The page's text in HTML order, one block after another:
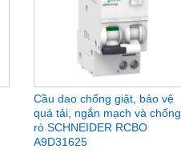
Cầu dao chống giật, bảo vệ
quá tải, ngắn mạch và chống
rò SCHNEIDER RCBO
A9D31625